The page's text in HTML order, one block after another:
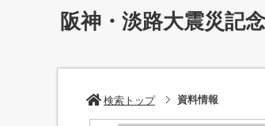
阪神・淡路大震災記
検索トップ 資料情報